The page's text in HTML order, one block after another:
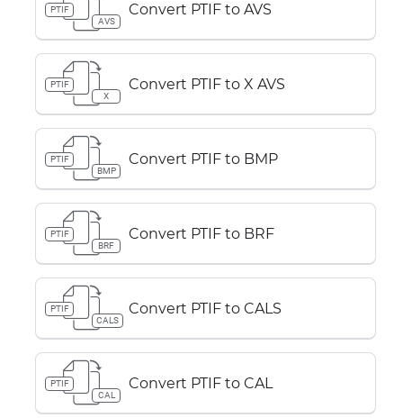
PTIF
AVS
Convert PTIF to AVS
PTIF
X
Convert PTIF to X AVS
PTIF
BMP
Convert PTIF to BMP
PTIF
BRF
Convert PTIF to BRF
PTIF
CALS
Convert PTIF to CALS
PTIF
CAL
Convert PTIF to CAL